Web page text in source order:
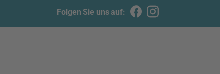
Folgen Sie uns auf: